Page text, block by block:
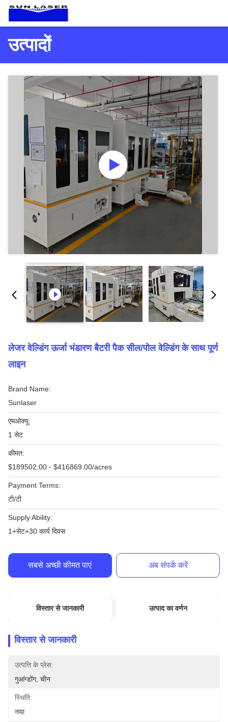
उत्पादों
लेजर वेल्डिंग ऊर्जा भंडारण बैटरी पैक सील/पोल वेल्डिंग के साथ पूर्ण
लाइन
Brand Name:
Sunlaser
एमओक्यू:
1 सेट
कीमत:
$189502.00 - $416869.00/acres
Payment Terms:
टी/टी
Supply Ability:
1+सेट+30 कार्य दिवस
सबसे अच्छी कीमत पाएं अब संपर्क करें
विस्तार से जानकारी उत्पाद का वर्णन
विस्तार से जानकारी
उत्पत्ति के प्लेस:
गुआंग्डोंग, चीन
स्थिति:
नया